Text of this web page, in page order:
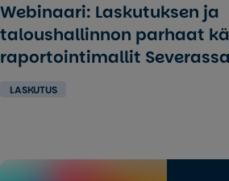
Webinaari: Laskutuksen ja
taloushallinnon parhaat
raportointimallit Severassa
LASKUTUS